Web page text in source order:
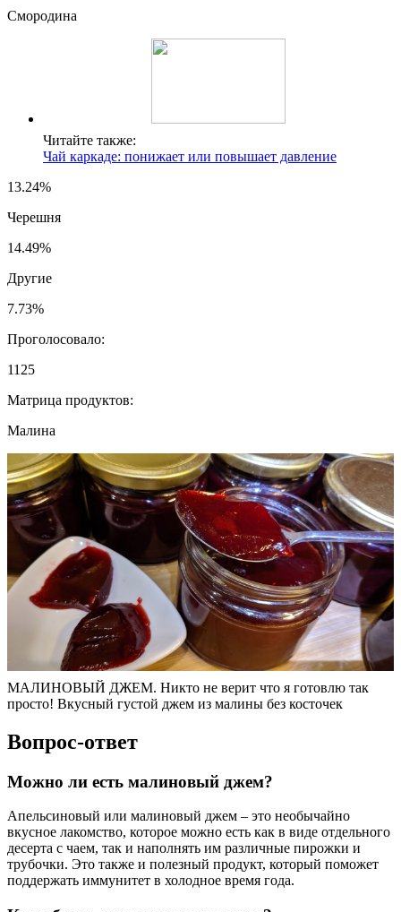
Смородина
Читайте также:
Чай каркаде: понижает или повышает давление
13.24%
Черешня
14.49%
Другие
7.73%
Проголосовало:
1125
Матрица продуктов:
Малина
МАЛИНОВЫЙ ДЖЕМ. Никто не верит что я готовлю так
просто! Вкусный густой джем из малины без косточек
Вопрос-ответ
Можно ли есть малиновый джем?
Апельсиновый или малиновый джем – это необычайно
вкусное лакомство, которое можно есть как в виде отдельного
десерта с чаем, так и наполнять им различные пирожки и
трубочки. Это также и полезный продукт, который поможет
поддержать иммунитет в холодное время года.